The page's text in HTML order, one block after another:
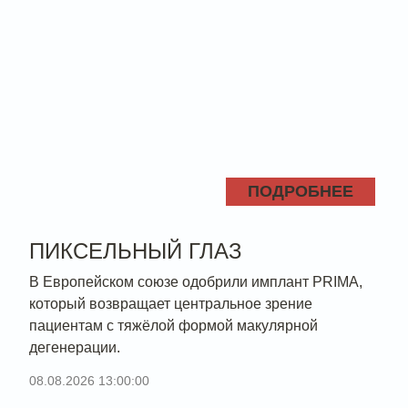
ПОДРОБНЕЕ
ПИКСЕЛЬНЫЙ ГЛАЗ
В Европейском союзе одобрили имплант PRIMA,
который возвращает центральное зрение
пациентам с тяжёлой формой макулярной
дегенерации.
08.08.2026 13:00:00